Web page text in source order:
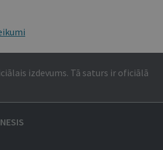
izdevums. Tā saturs ir oficiālā